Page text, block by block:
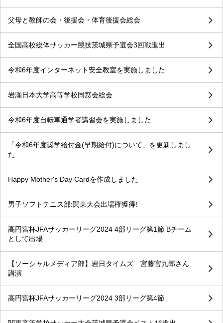
父母と教師の会・後援会・体育後援会総会
全国高校総体サッカー競技茨城県予選会3回戦進出
令和6年度インターネット安全教室を実施しました
岩瀬日本大学高等学校同窓会総会
令和6年度自転車通学者講習会を実施しました
「令和6年度奨学給付金(早期給付)について」を更新しまし
た
Happy Mother's Day Cardを作成しました
男子ソフトテニス部:関東大会出場権獲得!
高円宮杯JFAサッカーリーグ2024 4部リーグ第1節 Bチーム
として出場
【ソーシャルメディア部】岩日タイムズ 宮藤官九郎さん
講演
高円宮杯JFAサッカーリーグ2024 3部リーグ第4節